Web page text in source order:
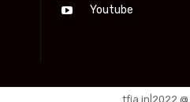
Youtube
tfja.in|2022